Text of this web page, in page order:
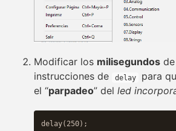
Modificar los milisegundos
instrucciones de
delay
para
el “parpadeo” del led